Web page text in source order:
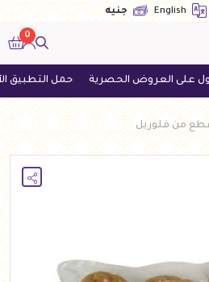
English جنيه
0
الحصرية حمل التطبيق الآن